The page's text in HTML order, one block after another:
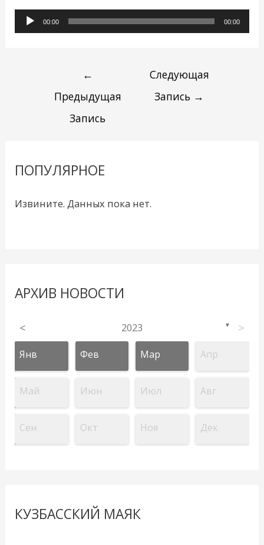
Аудиоплеер
00:00 00:00
←
Предыдущая
Запись
Следующая
Запись →
ПОПУЛЯРНОЕ
Извините. Данных пока нет.
АРХИВ НОВОСТИ
< 2023 ▼ >
Янв Фев Мар Апр
Май Июн Июл Авг
Сен Окт Ноя Дек
КУЗБАССКИЙ МАЯК